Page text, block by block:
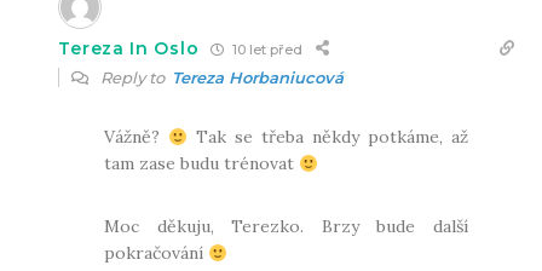
Tereza In Oslo 10 let před
Reply to Tereza Horbaniucová
Vážně?
Tak se třeba někdy potkáme, až
tam zase budu trénovat
Moc děkuju, Terezko. Brzy bude další
pokračování